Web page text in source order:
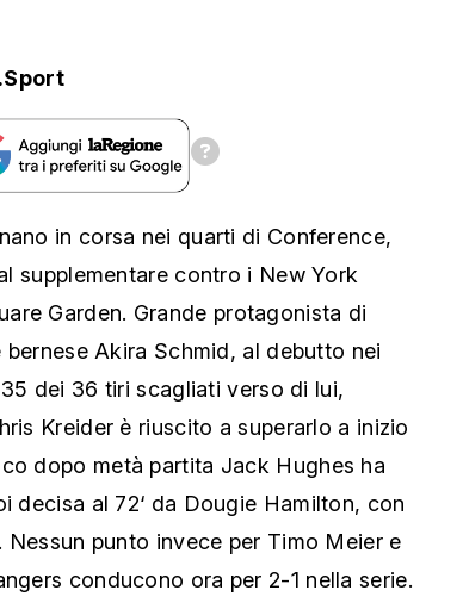
in corsa nei quarti di Conference,
supplementare contro i New York
Garden. Grande protagonista di
Akira Schmid, al debutto nei
dei 36 tiri scagliati verso di lui,
Kreider è riuscito a superarlo a inizio
dopo metà partita Jack Hughes ha
decisa al 72‘ da Dougie Hamilton, con
punto invece per Timo Meier e
conducono ora per 2-1 nella serie.